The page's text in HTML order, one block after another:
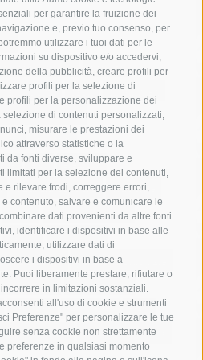
per garantire la fruizione dei
e, previo tuo consenso, per
utilizzare i tuoi dati per le
su dispositivo e/o accedervi,
della pubblicità, creare profili per
profili per la selezione di
profili per la personalizzazione dei
di contenuti personalizzati,
misurare le prestazioni dei
attraverso statistiche o la
da fonti diverse, sviluppare e
limitati per la selezione dei contenuti,
rilevare frodi, correggere errori,
contenuto, salvare e comunicare le
dati provenienti da altre fonti
identificare i dispositivi in base alle
utilizzare dati di
i dispositivi in base a
Puoi liberamente prestare, rifiutare o
in limitazioni sostanziali.
all'uso di cookie e strumenti
Preferenze" per personalizzare le tue
senza cookie non strettamente
preferenze in qualsiasi momento
campanella
arresto
di porto capri
carabinieri
contagi
19 eav
elezioni
guardia costiera
incidente
mare
massa lubrense
napoli
ordinanza
di sorrento
polizia municipale
Campania
sant'agnello
studenti temporali
treni
fiorentino vincenzo de luca